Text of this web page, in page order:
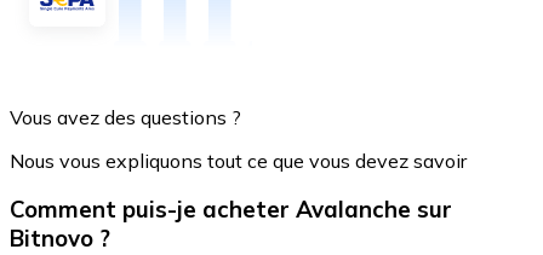
Vous avez des questions ?
Nous vous expliquons tout ce que vous devez savoir
Comment puis-je acheter Avalanche sur
Bitnovo ?